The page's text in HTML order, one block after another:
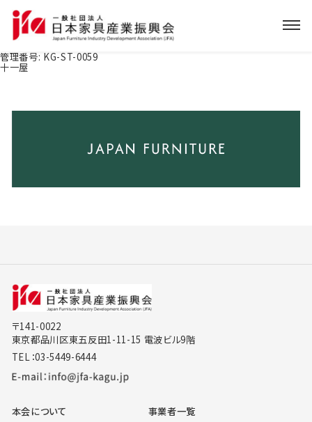
管理番号: KG-ST-0059
十一屋
〒141-0022
東京都品川区東五反田1-11-15 電波ビル9階
TEL：03-5449-6444
本会について
事業者一覧